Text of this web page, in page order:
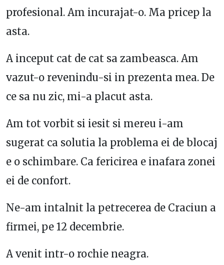
profesional. Am incurajat-o. Ma pricep la
asta.
A inceput cat de cat sa zambeasca. Am
vazut-o revenindu-si in prezenta mea. De
ce sa nu zic, mi-a placut asta.
Am tot vorbit si iesit si mereu i-am
sugerat ca solutia la problema ei de blocaj
e o schimbare. Ca fericirea e inafara zonei
ei de confort.
Ne-am intalnit la petrecerea de Craciun a
firmei, pe 12 decembrie.
A venit intr-o rochie neagra.